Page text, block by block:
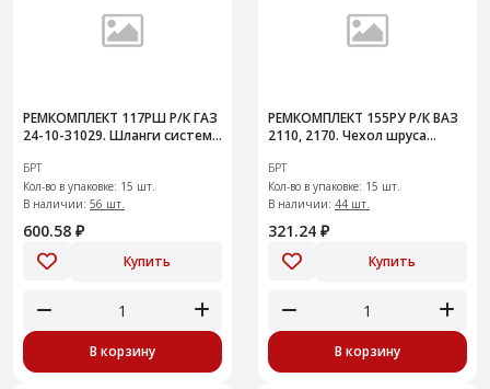
РЕМКОМПЛЕКТ 117РШ Р/К ГАЗ
24-10-31029. Шланги системы
ЗМЗ-402
БРТ
Кол-во в упаковке: 15 шт.
В наличии: 56 шт.
600.58 ₽
Купить
В корзину
РЕМКОМПЛЕКТ 155РУ Р/К ВАЗ
2110, 2170. Чехол шруса
смаз 15шт
БРТ
Кол-во в упаковке: 15 шт.
В наличии: 44 шт.
321.24 ₽
Купить
В корзину